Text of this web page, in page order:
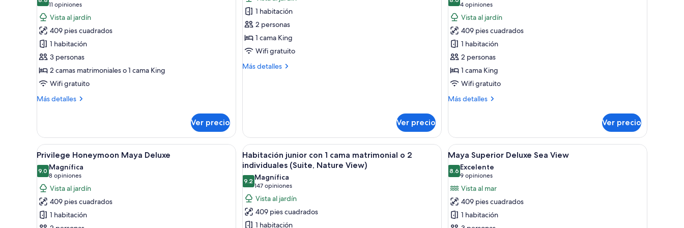
habitaciones
fotos
de
Habitación
Premier
(Suite,
Nature
View)
8.8 de 10
11 opiniones
(11
opiniones)
Vista al jardín
409 pies cuadrados
1 habitación
3 personas
2 camas matrimoniales o 1 cama King
Wifi gratuito
Más detalles
Más
Premier
(Suite,
Nature
View)
Ver precio
fotos
de
Privilege
Romance
with
1 habitación
2 personas
1 cama King
Wifi gratuito
Más detalles
Más
Jacuzzi
Ver precio
fotos
de
Privilege
Junior
Suite
with
Jacuzzi
8.6 de 10
4 opiniones
(4
opiniones)
Vista al jardín
409 pies cuadrados
1 habitación
2 personas
1 cama King
Wifi gratuito
Más detalles
Más
Junior
Suite
with
Jacuzzi
Ver precio
Abrir
todas
las
fotos
de
Privilege
Honeymoon
Habitación de hotel con cama, escritorio, silla, televisión, ventana con persianas y un cuadro en la pared, además de una puerta con vidrio esmerilado.
5
Privilege Honeymoon Maya Deluxe
9.09.0 de 10
Magnífica
8 opiniones
(8
opiniones)
Vista al jardín
409 pies cuadrados
1 habitación
Abrir
todas
las
fotos
de
Habitación
junior
Habitación de hotel con una cama grande, escritorio, televisor y vistas al exterior.
5
Habitación junior con 1 cama matrimonial o 2
individuales (Suite, Nature View)
9.29.2 de 10
Magnífica
147 opiniones
(147
opiniones)
Vista al jardín
409 pies cuadrados
1 habitación
Abrir
todas
las
fotos
de
Maya
Superior
Una habitación de hotel con una cama
6
Maya Superior Deluxe Sea View
8.68.6 de 10
Excelente
9 opiniones
(9
opiniones)
Vista al mar
409 pies cuadrados
1 habitación